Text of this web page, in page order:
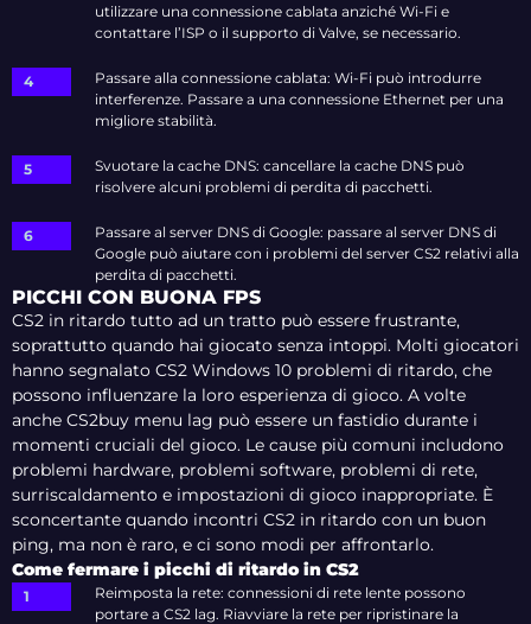
utilizzare una connessione cablata anziché Wi-Fi e
contattare l’ISP o il supporto di Valve, se necessario.
Passare alla connessione cablata: Wi-Fi può introdurre
interferenze. Passare a una connessione Ethernet per una
migliore stabilità.
Svuotare la cache DNS: cancellare la cache DNS può
risolvere alcuni problemi di perdita di pacchetti.
Passare al server DNS di Google: passare al server DNS di
Google può aiutare con i problemi del server CS2 relativi alla
perdita di pacchetti.
PICCHI CON BUONA FPS
CS2 in ritardo tutto ad un tratto può essere frustrante,
soprattutto quando hai giocato senza intoppi. Molti giocatori
hanno segnalato CS2 Windows 10 problemi di ritardo, che
possono influenzare la loro esperienza di gioco. A volte
anche CS2buy menu lag può essere un fastidio durante i
momenti cruciali del gioco. Le cause più comuni includono
problemi hardware, problemi software, problemi di rete,
surriscaldamento e impostazioni di gioco inappropriate. È
sconcertante quando incontri CS2 in ritardo con un buon
ping, ma non è raro, e ci sono modi per affrontarlo.
Come fermare i picchi di ritardo in CS2
Reimposta la rete: connessioni di rete lente possono
portare a CS2 lag. Riavviare la rete per ripristinare la